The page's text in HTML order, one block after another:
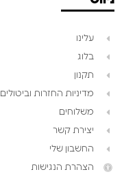
עלינו
בלוג
תקנון
מדיניות החזרות וביטולים
משלוחים
יצירת קשר
החשבון שלי
הצהרת הנגישות